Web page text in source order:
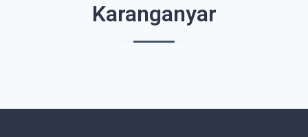
Karanganyar